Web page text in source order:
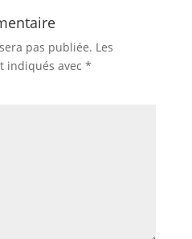
pas publiée. Les
indiqués avec *